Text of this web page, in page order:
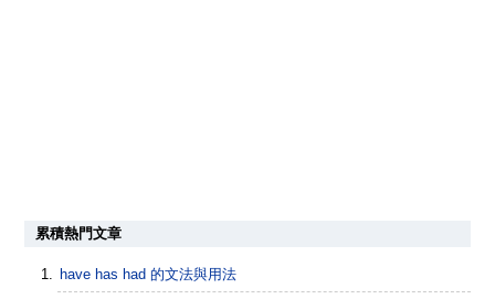
累積熱門文章
have has had 的文法與用法